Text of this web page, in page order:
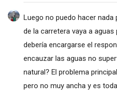
Luego no puedo hacer nada
de la carretera vaya a
debería encargarse el
encauzar las aguas no
natural? El problema
pero no muy ancha y es